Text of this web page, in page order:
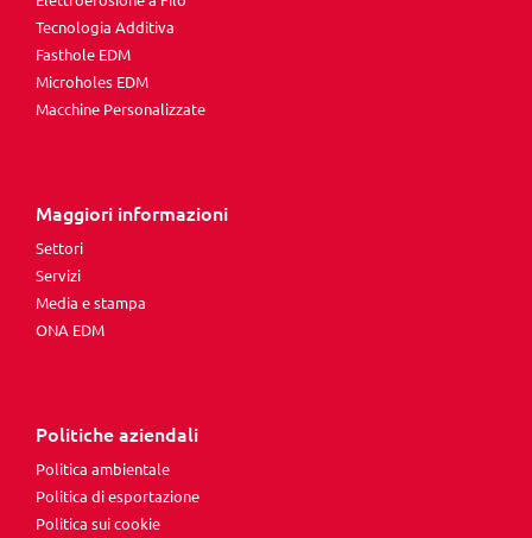
Tecnologia Additiva
Fasthole EDM
Microholes EDM
Macchine Personalizzate
Maggiori informazioni
Settori
Servizi
Media e stampa
ONA EDM
Politiche aziendali
Politica ambientale
Politica di esportazione
Politica sui cookie